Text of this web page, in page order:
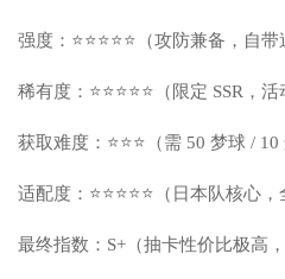
强度：⭐⭐⭐⭐⭐（攻防兼备，自
稀有度：⭐⭐⭐⭐⭐（限定 SSR，活
获取难度：⭐⭐⭐（需 50 梦球 / 10
适配度：⭐⭐⭐⭐⭐（日本队核心，
最终指数：S+（抽卡性价比极高，